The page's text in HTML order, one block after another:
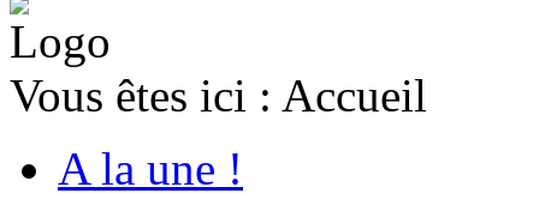
Vous êtes ici : Accueil
A la une !